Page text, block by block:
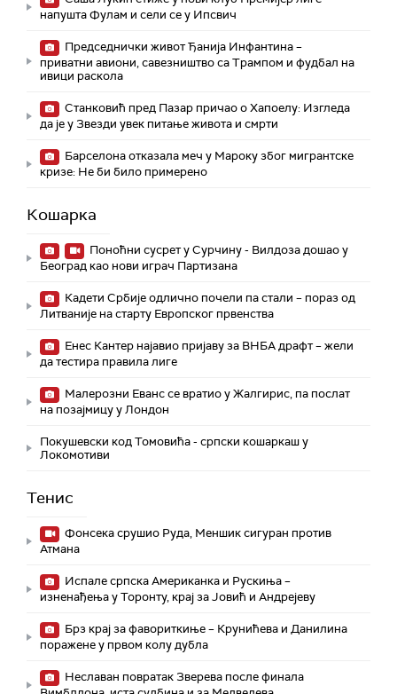
напушта Фулам и сели се у Ипсвич
Председнички живот Ђанија Инфантина –
приватни авиони, савезништво са Трампом и фудбал на
ивици раскола
Станковић пред Пазар причао о Хапоелу: Изгледа
да је у Звезди увек питање живота и смрти
Барселона отказала меч у Мароку због мигрантске
кризе: Не би било примерено
Кошарка
Поноћни сусрет у Сурчину - Вилдоза дошао у
Београд као нови играч Партизана
Кадети Србије одлично почели па стали – пораз од
Литваније на старту Европског првенства
Енес Кантер најавио пријаву за ВНБА драфт – жели
да тестира правила лиге
Малерозни Еванс се вратио у Жалгирис, па послат
на позајмицу у Лондон
Покушевски код Томовића - српски кошаркаш у
Локомотиви
Тенис
Фонсека срушио Руда, Меншик сигуран против
Атмана
Испале српска Американка и Рускиња –
изненађења у Торонту, крај за Јовић и Андрејеву
Брз крај за фавориткиње – Крунићева и Данилина
поражене у првом колу дубла
Неславан повратак Зверева после финала